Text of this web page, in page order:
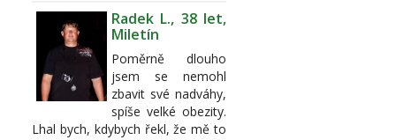
Radek L., 38 let,
Miletín
Poměrně dlouho
jsem se nemohl
zbavit své nadváhy,
spíše velké obezity.
Lhal bych, kdybych řekl, že mě to